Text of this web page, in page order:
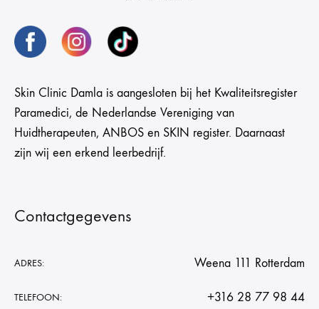
Skin Clinic Damla is aangesloten bij het Kwaliteitsregister
Paramedici, de Nederlandse Vereniging van
Huidtherapeuten, ANBOS en SKIN register. Daarnaast
zijn wij een erkend leerbedrijf.
Contactgegevens
ADRES: Weena 111 Rotterdam
TELEFOON: +316 28 77 98 44